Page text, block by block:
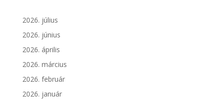
2026. július
2026. június
2026. április
2026. március
2026. február
2026. január